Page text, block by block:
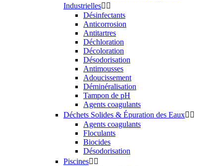
Industrielles 
Désinfectants
Anticorrosion
Antitartres
Déchloration
Décoloration
Désodorisation
Antimousses
Adoucissement
Déminéralisation
Tampon de pH
Agents coagulants
Déchets Solides & Épuration des Eaux 
Agents coagulants
Floculants
Biocides
Désodorisation
Piscines 